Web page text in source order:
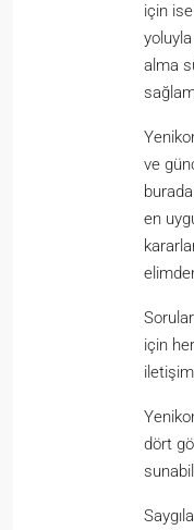
için ise
yoluyla
alma
ve
en
için
dört